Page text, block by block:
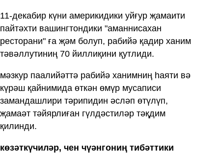
11-декабир күни америкидики уйғур җамаити
пайтәхти вашингтондики "аманнисахан
ресторани" ға җәм болуп, рабийә қадир ханим
тәвәллутиниң 70 йиллиқини қутлиди.
мәзкур паалийәттә рабийә ханимниң һаяти вә
күрәш қайнимида өткән өмүр мусаписи
замандашлири тәрипидин әсләп өтүлүп,
җамаәт тәйярлиған гүлдәстиләр тәқдим
қилинди.
көзәткүчиләр, чен чүәнгониң тибәттики